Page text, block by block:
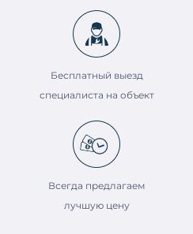
Бесплатный выезд
специалиста на объект
Всегда предлагаем
лучшую цену